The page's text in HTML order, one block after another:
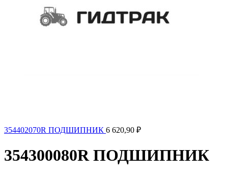
354402070R ПОДШИПНИК 6 620,90 ₽
354300080R ПОДШИПНИК